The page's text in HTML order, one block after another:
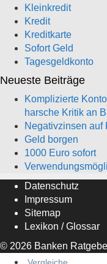
Kleinkredit
Kredit
Kreditkarte
Sofort Geld
Tagesgeldkonto
Neueste Beiträge
Komplizierte
harsche Kritik an
Negativzinsen auf
Geld borgen
1000 Euro sofort
Datenschutz
Impressum
Sitemap
Lexikon / Glossar
© 2026 Banken